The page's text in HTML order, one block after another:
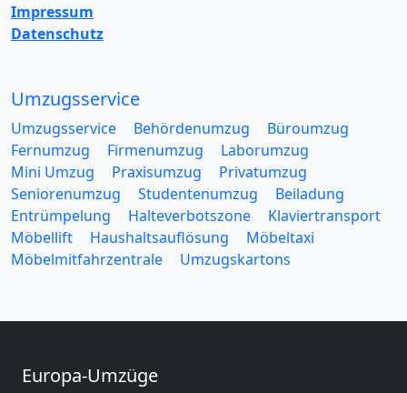
Impressum
Datenschutz
Umzugsservice
Umzugsservice Behördenumzug
Büroumzug
Fernumzug
Firmenumzug
Laborumzug
Mini Umzug
Praxisumzug
Privatumzug
Seniorenumzug
Studentenumzug
Beiladung
Entrümpelung
Halteverbotszone
Klaviertransport
Möbellift
Haushaltsauflösung
Möbeltaxi
Möbelmitfahrzentrale
Umzugskartons
Europa-Umzüge